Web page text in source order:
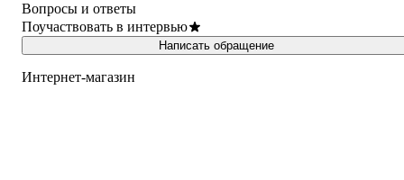
Вопросы и ответы
Поучаствовать в интервью
Написать обращение
Интернет-магазин